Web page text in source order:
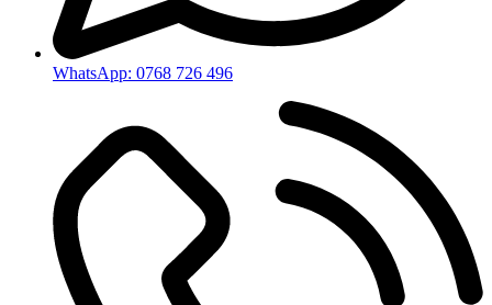
WhatsApp: 0768 726 496